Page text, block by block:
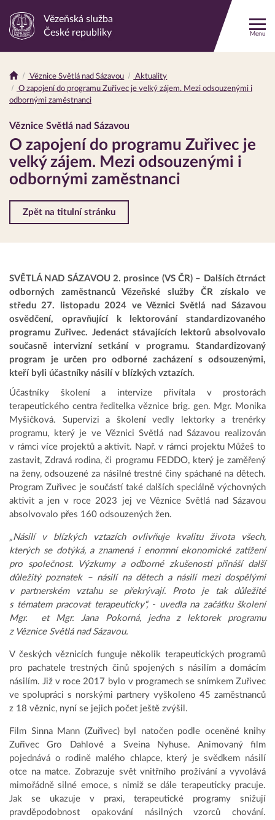
Odkaz
stránku
Vězeňská služba
České republiky
Menu
Drobečková
navigace
Věznice Světlá nad Sázavou
Aktuality
O zapojení do programu Zuřivec je velký zájem. Mezi odsouzenými i
odbornými zaměstnanci
Věznice Světlá nad Sázavou
O zapojení do programu Zuřivec je
velký zájem. Mezi odsouzenými i
odbornými zaměstnanci
Zpět na titulní stránku
SVĚTLÁ NAD SÁZAVOU 2. prosince (VS ČR) – Dalších čtrnáct
odborných zaměstnanců Vězeňské služby ČR získalo ve
středu 27. listopadu 2024 ve Věznici Světlá nad Sázavou
osvědčení, opravňující k lektorování standardizovaného
programu Zuřivec. Jedenáct stávajících lektorů absolvovalo
současně intervizní setkání v programu. Standardizovaný
program je určen pro odborné zacházení s odsouzenými,
kteří byli účastníky násilí v blízkých vztazích.
Účastníky školení a intervize přivítala v prostorách
terapeutického centra ředitelka věznice brig. gen. Mgr. Monika
Myšičková. Supervizi a školení vedly lektorky a trenérky
programu, který je ve Věznici Světlá nad Sázavou realizován
v rámci více projektů a aktivit. Např. v rámci projektu Můžeš to
zastavit, Zdravá rodina, či programu FEDDO, který je zaměřený
na ženy, odsouzené za násilné trestné činy spáchané na dětech.
Program Zuřivec je součástí také dalších speciálně výchovných
aktivit a jen v roce 2023 jej ve Věznice Světlá nad Sázavou
absolvovalo přes 160 odsouzených žen.
„Násilí v blízkých vztazích ovlivňuje kvalitu života všech,
kterých se dotýká, a znamená i enormní ekonomické zatížení
pro společnost. Výzkumy a odborné zkušenosti přináší další
důležitý poznatek – násilí na dětech a násilí mezi dospělými
v partnerském vztahu se překrývají. Proto je tak důležité
s tématem pracovat terapeuticky“, - uvedla na začátku školení
Mgr. et Mgr. Jana Pokorná, jedna z lektorek programu
z Věznice Světlá nad Sázavou.
V českých věznicích funguje několik terapeutických programů
pro pachatele trestných činů spojených s násilím a domácím
násilím. Již v roce 2017 bylo v programech se snímkem Zuřivec
ve spolupráci s norskými partnery vyškoleno 45 zaměstnanců
z 18 věznic, nyní se jejich počet ještě zvýšil.
Film Sinna Mann (Zuřivec) byl natočen podle oceněné knihy
Zuřivec Gro Dahlové a Sveina Nyhuse. Animovaný film
pojednává o rodině malého chlapce, který je svědkem násilí
otce na matce. Zobrazuje svět vnitřního prožívání a vyvolává
mimořádně silné emoce, s nimiž se dále terapeuticky pracuje.
Jak se ukazuje v praxi, terapeutické programy snižují
pravděpodobnost opakování násilných vzorců chování.